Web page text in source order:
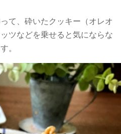
て、砕いたクッキー（オレオ
ツなどを乗せると気にならな
。